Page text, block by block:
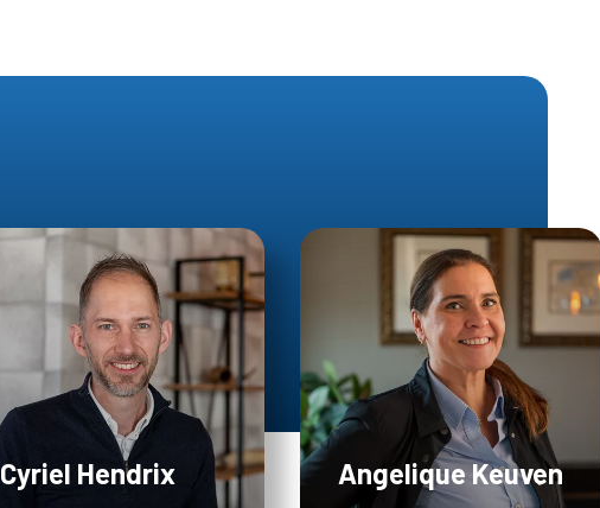
Cyriel Hendrix Angelique Keuven